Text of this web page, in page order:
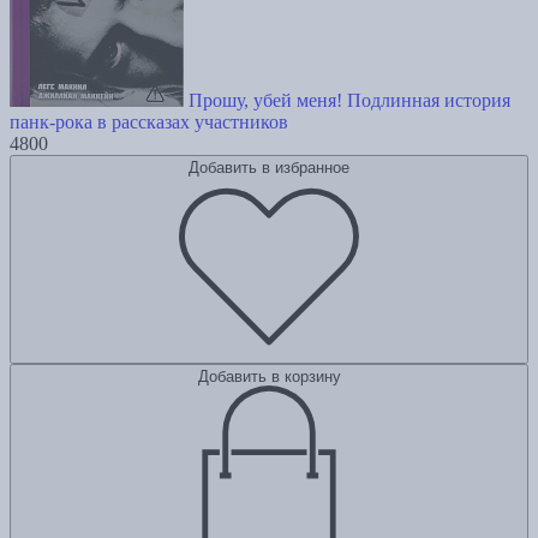
Прошу, убей меня! Подлинная история
панк-рока в рассказах участников
4800
Добавить в избранное
Добавить в корзину